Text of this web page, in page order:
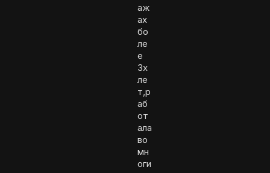
аж
ах
бо
ле
е
3х
ле
т,р
аб
от
ала
во
мн
оги